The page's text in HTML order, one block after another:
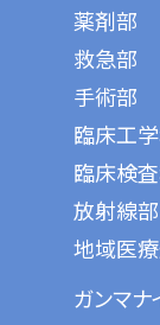
薬剤部
救急部
手術部
臨床工
臨床検
放射線部
地域医
ガンマナ